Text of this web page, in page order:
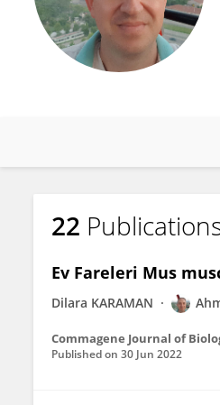
Ahmet Onur Girisgin
22
Ev Fareleri Mus
Dilara KARAMAN
Commagene Journal of
Published on 30 Jun 2022